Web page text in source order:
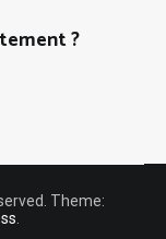
?
Theme: